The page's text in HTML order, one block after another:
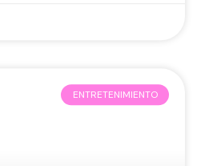
ENTRETENIMIENTO